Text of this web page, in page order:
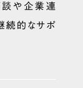
談や企業連
続的なサポ